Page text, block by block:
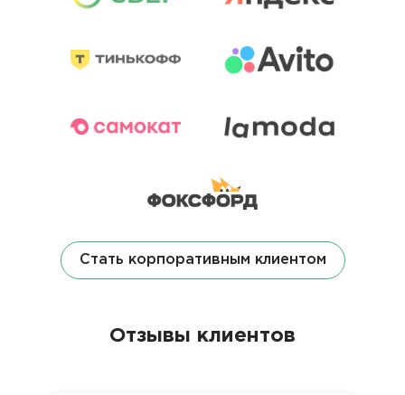
Стать корпоративным клиентом
Отзывы клиентов